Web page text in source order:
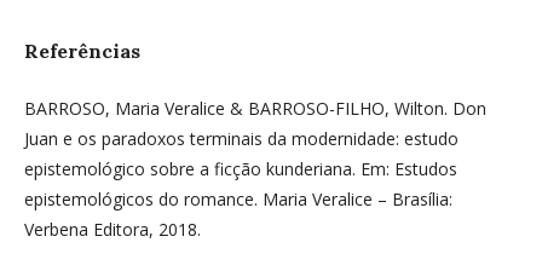
Referências
BARROSO, Maria Veralice & BARROSO-FILHO, Wilton. Don
Juan e os paradoxos terminais da modernidade: estudo
epistemológico sobre a ficção kunderiana. Em: Estudos
epistemológicos do romance. Maria Veralice – Brasília:
Verbena Editora, 2018.